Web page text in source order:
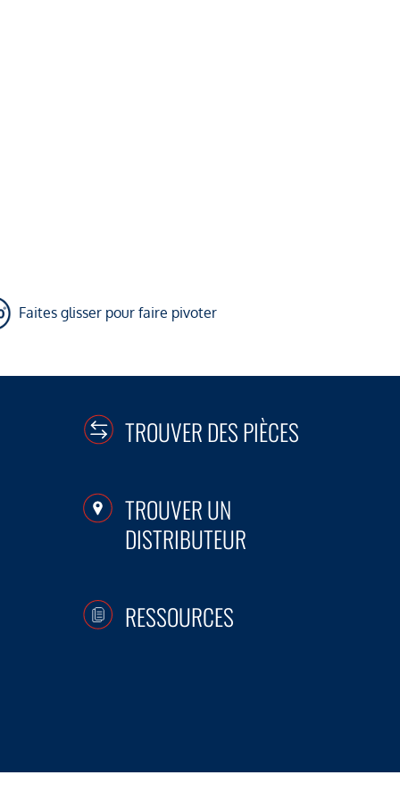
Faites glisser pour faire pivoter
TROUVER DES PIÈCES
TROUVER UN
DISTRIBUTEUR
RESSOURCES